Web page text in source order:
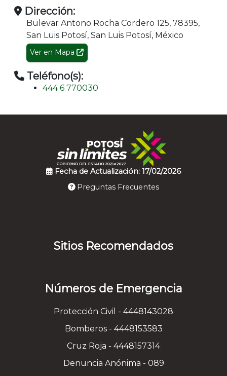
Dirección:
Bulevar Antono Rocha Cordero 125, 78395,
San Luis Potosí, San Luis Potosí, México
Ver en Mapa
Teléfono(s):
444 6 770030
Fecha de Actualización: 17/02/2026
Preguntas Frecuentes
Sitios Recomendados
Números de Emergencia
Protección Civil - 4448143028
Bomberos - 4448153583
Cruz Roja - 4448157314
Denuncia Anónima - 089